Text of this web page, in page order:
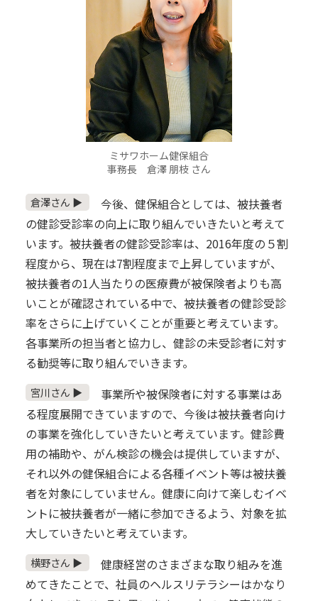
ミサワホーム健保組合
事務長 倉澤 朋枝 さん
倉澤さん ▶
今後、健保組合としては、被扶養者
の健診受診率の向上に取り組んでいきたいと考えて
います。被扶養者の健診受診率は、2016年度の５割
程度から、現在は7割程度まで上昇していますが、
被扶養者の1人当たりの医療費が被保険者よりも高
いことが確認されている中で、被扶養者の健診受診
率をさらに上げていくことが重要と考えています。
各事業所の担当者と協力し、健診の未受診者に対す
る勧奨等に取り組んでいきます。
宮川さん ▶
事業所や被保険者に対する事業はあ
る程度展開できていますので、今後は被扶養者向け
の事業を強化していきたいと考えています。健診費
用の補助や、がん検診の機会は提供していますが、
それ以外の健保組合による各種イベント等は被扶養
者を対象にしていません。健康に向けて楽しむイベ
ントに被扶養者が一緒に参加できるよう、対象を拡
大していきたいと考えています。
横野さん ▶
健康経営のさまざまな取り組みを進
めてきたことで、社員のヘルスリテラシーはかなり